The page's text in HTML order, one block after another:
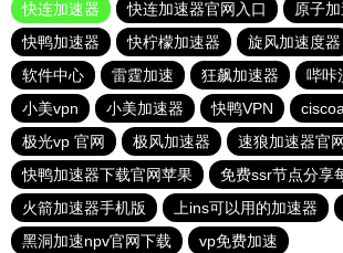
快连加速器
快连加速器官网入口
原子
快鸭加速器
快柠檬加速器 旋风加速度器
软件中心
雷霆加速 狂飙加速器 哔咔
小美vpn
小美加速器 快鸭VPN
极光vp 官网
极风加速器
速狼加速器官
快鸭加速器下载官网苹果
免费ssr节点分享
火箭加速器手机版
上ins可以用的加速器
黑洞加速npv官网下载
vp免费加速